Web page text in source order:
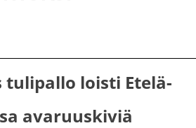
tulipallo loisti Etelä-
avaruuskiviä